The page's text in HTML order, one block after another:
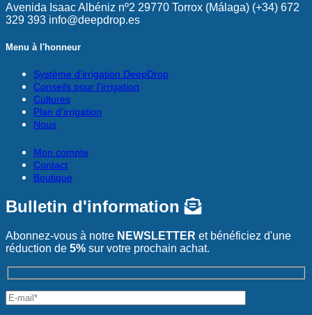
Avenida Isaac Albéniz nº2 29770 Torrox (Málaga) (+34) 672
329 393 info@deepdrop.es
Menu à l'honneur
Système d'irrigation DeepDrop
Conseils pour l'irrigation
Cultures
Plan d'irrigation
Nous
Mon compte
Contact
Boutique
Bulletin d'information
Abonnez-vous à notre NEWSLETTER et bénéficiez d'une
réduction de 5% sur votre prochain achat.